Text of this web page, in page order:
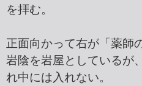
を拝む。
正面向かって右が「薬師
岩陰を岩屋としているが
れ中には入れない。